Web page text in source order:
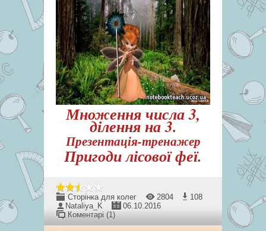
Множення числа 3,
ділення на 3.
Презентація-тренажер
Пригоди лісової феї.
Сторінка для колег 2804
108
Nataliya_K
06.10.2016
Коментарі (1)